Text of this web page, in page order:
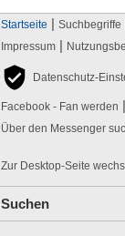
Startseite | Suchbegriffe
Impressum |
Datenschutz-
Facebook - Fan werden |
Über den Messenger
Zur Desktop-Seite
Suchen